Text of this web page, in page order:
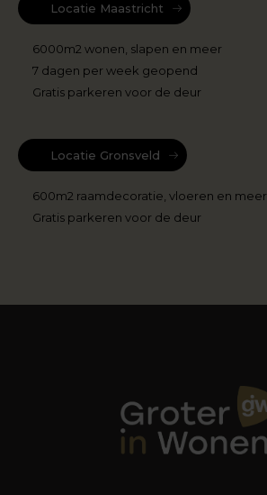
Locatie Maastricht
6000m2 wonen, slapen en meer
7 dagen per week geopend
Gratis parkeren voor de deur
Locatie Gronsveld
600m2 raamdecoratie, vloeren en meer
Gratis parkeren voor de deur